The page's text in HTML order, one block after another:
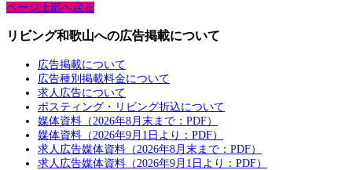
ページ上部へ戻る
リビング和歌山への広告掲載について
広告掲載について
広告種別掲載料金について
求人広告について
ポスティング・リビング折込について
媒体資料（2026年8月末まで：PDF）
媒体資料（2026年9月1日より：PDF）
求人広告媒体資料（2026年8月末まで：PDF）
求人広告媒体資料（2026年9月1日より：PDF）